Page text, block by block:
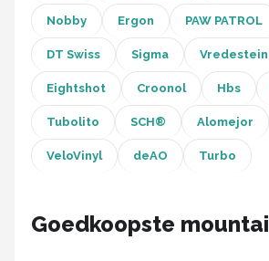
Shimano
Cortina
Alle merken →
Nobby Ergon PAW PATROL
DT Swiss Sigma Vredestein
Eightshot Croonol Hbs
Tubolito SCH® Alomejor
VeloVinyl deAO Turbo
Goedkoopste